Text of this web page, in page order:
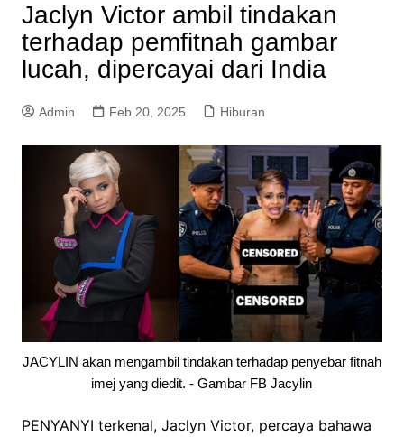
Jaclyn Victor ambil tindakan
terhadap pemfitnah gambar
lucah, dipercayai dari India
Admin Feb 20, 2025 Hiburan
JACYLIN akan mengambil tindakan terhadap penyebar fitnah
imej yang diedit. - Gambar FB Jacylin
PENYANYI terkenal, Jaclyn Victor, percaya bahawa